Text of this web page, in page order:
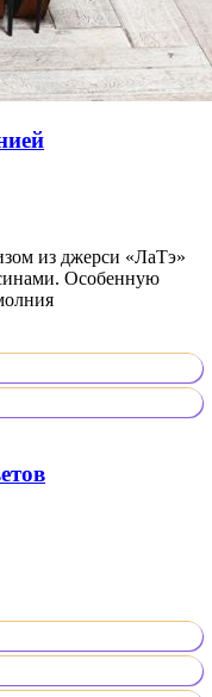
из джерси «ЛаТэ»
Особенную